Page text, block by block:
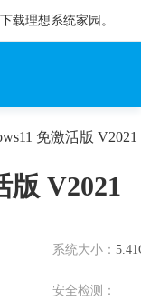
载理想系统家园。
免激活版 V2021
版 V2021
系统大小：
安全检测：